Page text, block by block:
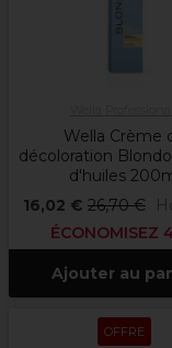
Wella Crème
décoloration
d'huiles
16,02 € 26,70 €
ÉCONOMISEZ
Ajouter au
OFFRE